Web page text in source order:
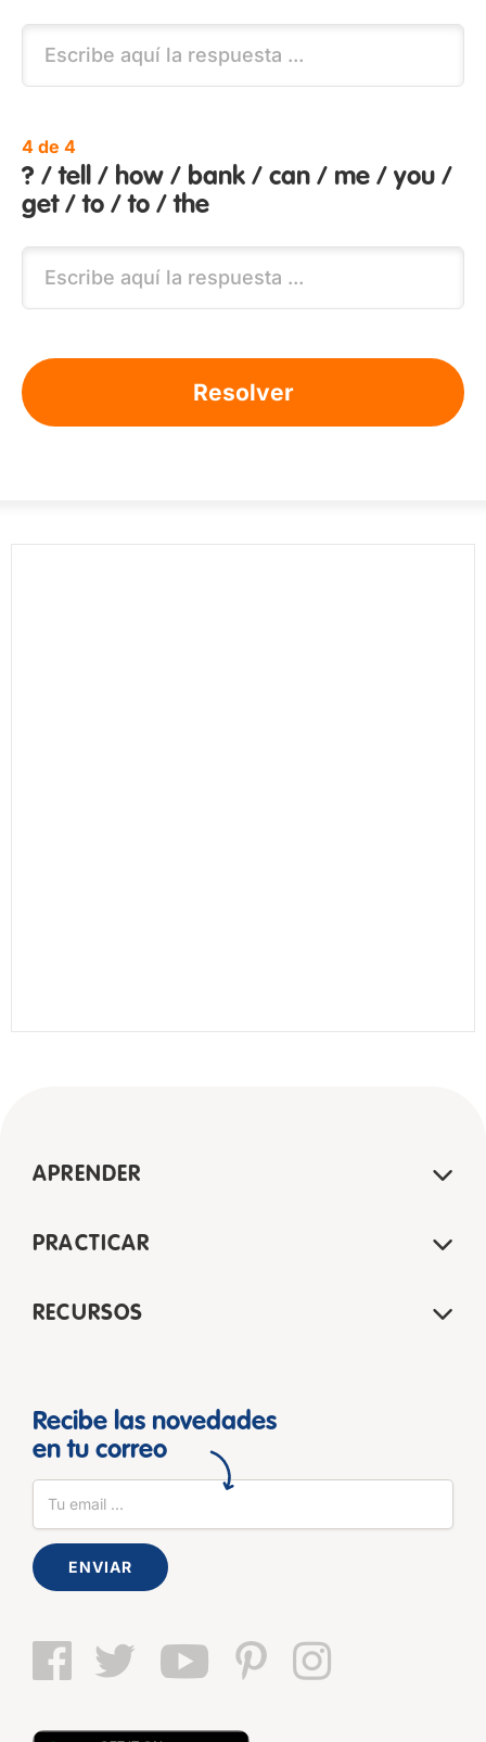
4 de 4
? / tell / how / bank / can / me / you /
get / to / to / the
APRENDER
PRACTICAR
RECURSOS
Recibe las novedades
en tu correo
ENVIAR